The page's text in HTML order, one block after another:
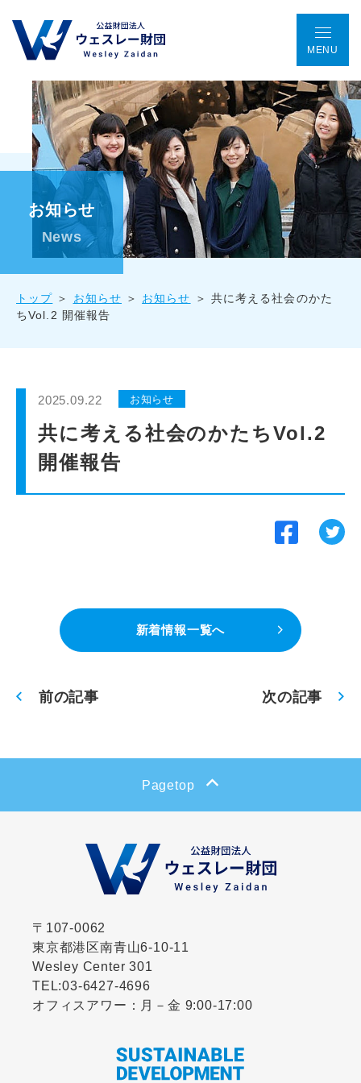
MENU
TOP アクセス ENGLISH 会議室予約 お問い合わせ
ウェスレー財団とは
プログラム
貸会議室
動画紹介
お知らせ
News
トップ お知らせ お知らせ
共に考える社会のかた
ちVol.2 開催報告
2025.09.22 お知らせ
共に考える社会のかたちVol.2
開催報告
新着情報一覧へ
前の記事 次の記事
Pagetop
〒107-0062
東京都港区南青山6-10-11
Wesley Center 301
TEL:03-6427-4696
オフィスアワー：月－金 9:00-17:00